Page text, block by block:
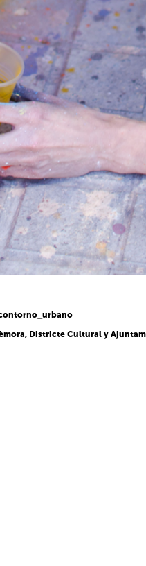
Districte Cultural y